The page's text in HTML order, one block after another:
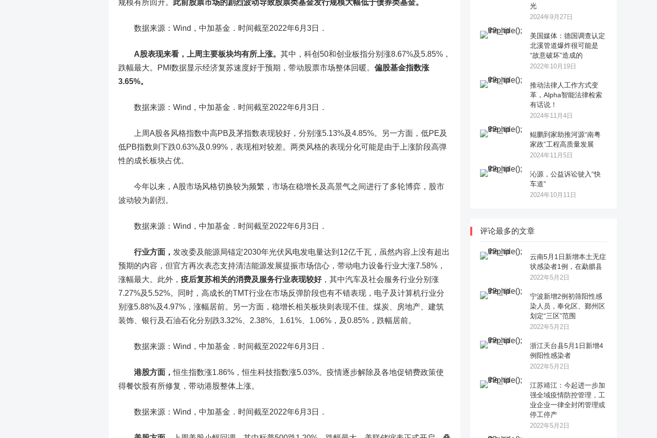
规模有所回升。 此前股票市场的剧烈波动导致股票类基金发行规模大幅低于债券类基金。
数据来源：Wind，中加基金．时间截至2022年6月3日．
A股表现来看，上周主要板块均有所上涨。 其中，科创50和创业板指分别涨8.67%及5.85%，
跌幅最大。PMI数据显示经济复苏速度好于预期，带动股票市场整体回暖。 偏股基金指数涨
3.65%。
数据来源：Wind，中加基金．时间截至2022年6月3日．
上周A股各风格指数中高PB及茅指数表现较好，分别涨5.13%及4.85%。另一方面，低PE及
低PB指数则下跌0.63%及0.99%，表现相对较差。两类风格的表现分化可能是由于上涨阶段高弹
性的成长板块占优。
今年以来，A股市场风格切换较为频繁，市场在稳增长及高景气之间进行了多轮博弈，股市
波动较为剧烈。
数据来源：Wind，中加基金．时间截至2022年6月3日．
行业方面， 发改委及能源局锚定2030年光伏风电发电量达到12亿千瓦，虽然内容上没有超出
预期的内容，但官方再次表态支持清洁能源发展提振市场信心，带动电力设备行业大涨7.58%，
涨幅最大。此外， 疫后复苏相关的消费及服务行业表现较好，其中汽车及社会服务行业分别涨
7.27%及5.52%。同时，高成长的TMT行业在市场反弹阶段也有不错表现，电子及计算机行业分
别涨5.88%及4.97%，涨幅居前。另一方面，稳增长相关板块则表现不佳。煤炭、房地产、建筑
装饰、银行及石油石化分别跌3.32%、2.38%、1.61%、1.06%，及0.85%，跌幅居前。
数据来源：Wind，中加基金．时间截至2022年6月3日．
港股方面，恒生指数涨1.86%，恒生科技指数涨5.03%。疫情逐步解除及各地促销费政策使
得餐饮股有所修复，带动港股整体上涨。
数据来源：Wind，中加基金．时间截至2022年6月3日．
光
2024年9月27日
美国媒体：德国调查认定
北溪管道爆炸很可能是
“故意破坏”造成的
2022年10月19日
推动法律人工作方式变
革，Alpha智能法律检索
有话说！
2024年11月4日
鲲鹏到家助推河源“南粤
家政”工程高质量发展
2024年11月5日
沁源，公益诉讼驶入“快
车道”
2024年10月11日
评论最多的文章
云南5月1日新增本土无症
状感染者1例，在勐腊县
2022年5月2日
宁波新增2例初筛阳性感
染人员，奉化区、鄞州区
划定“三区”范围
2022年5月2日
浙江天台县5月1日新增4
例阳性感染者
2022年5月2日
江苏靖江：今起进一步加
强全域疫情防控管理，工
业企业一律全封闭管理或
停工停产
2022年5月2日